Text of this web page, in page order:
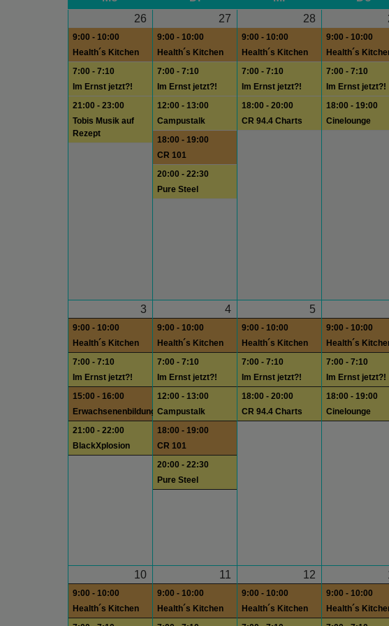
26
9:00 - 10:00
Health´s Kitchen
7:00 - 7:10
Im Ernst jetzt?!
21:00 - 23:00
Tobis Musik auf
Rezept
27
9:00 - 10:00
Health´s Kitchen
7:00 - 7:10
Im Ernst jetzt?!
12:00 - 13:00
Campustalk
18:00 - 19:00
CR 101
20:00 - 22:30
Pure Steel
28
9:00 - 10:00
Health´s Kitchen
7:00 - 7:10
Im Ernst jetzt?!
18:00 - 20:00
CR 94.4 Charts
9:00 - 10:00
Health´s
7:00 - 7:10
Im Ernst jetzt?!
18:00 - 19:00
Cinelounge
3
9:00 - 10:00
Health´s Kitchen
7:00 - 7:10
Im Ernst jetzt?!
15:00 - 16:00
Erwachsenenbildung
21:00 - 22:00
BlackXplosion
4
9:00 - 10:00
Health´s Kitchen
7:00 - 7:10
Im Ernst jetzt?!
12:00 - 13:00
Campustalk
18:00 - 19:00
CR 101
20:00 - 22:30
Pure Steel
5
9:00 - 10:00
Health´s Kitchen
7:00 - 7:10
Im Ernst jetzt?!
18:00 - 20:00
CR 94.4 Charts
9:00 - 10:00
Health´s
7:00 - 7:10
Im Ernst jetzt?!
18:00 - 19:00
Cinelounge
10
9:00 - 10:00
Health´s Kitchen
11
9:00 - 10:00
Health´s Kitchen
12
9:00 - 10:00
Health´s Kitchen
9:00 - 10:00
Health´s